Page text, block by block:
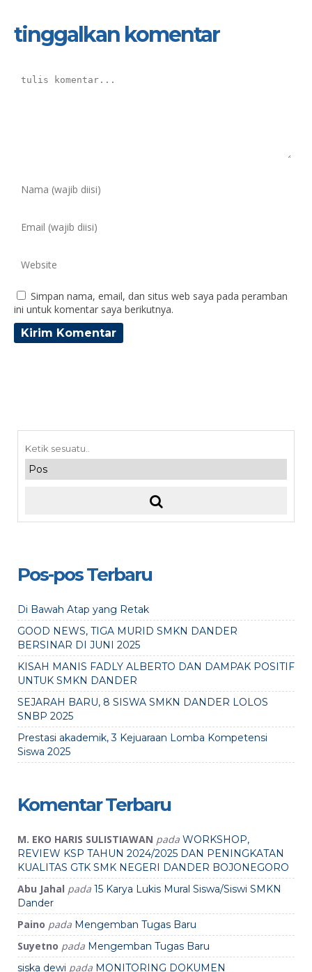
tinggalkan komentar
Simpan nama, email, dan situs web saya pada peramban
ini untuk komentar saya berikutnya.
Pos-pos Terbaru
Di Bawah Atap yang Retak
GOOD NEWS, TIGA MURID SMKN DANDER
BERSINAR DI JUNI 2025
KISAH MANIS FADLY ALBERTO DAN DAMPAK POSITIF
UNTUK SMKN DANDER
SEJARAH BARU, 8 SISWA SMKN DANDER LOLOS
SNBP 2025
Prestasi akademik, 3 Kejuaraan Lomba Kompetensi
Siswa 2025
Komentar Terbaru
M. EKO HARIS SULISTIAWAN pada WORKSHOP,
REVIEW KSP TAHUN 2024/2025 DAN PENINGKATAN
KUALITAS GTK SMK NEGERI DANDER BOJONEGORO
Abu Jahal pada 15 Karya Lukis Mural Siswa/Siswi SMKN
Dander
Paino pada Mengemban Tugas Baru
Suyetno pada Mengemban Tugas Baru
siska dewi pada MONITORING DOKUMEN